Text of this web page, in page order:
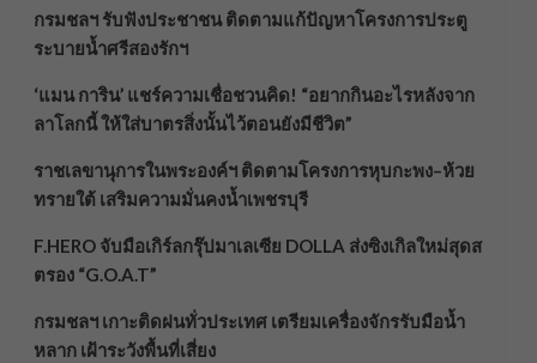
กรมชลฯ รับฟังประชาชน ติดตามแก้ปัญหาโครงการประตู
ระบายน้ำศรีสองรักฯ
‘แมน การิน’ แชร์ความเชื่อชวนคิด! “อยากกินอะไรหลังจาก
ลาโลกนี้ ให้ใส่บาตรสิ่งนั้นไว้ตอนยังมีชีวิต”
ราชเลขานุการในพระองค์ฯ ติดตามโครงการหุบกะพง–ห้วย
ทรายใต้ เสริมความมั่นคงน้ำเพชรบุรี
F.HERO จับมือเกิร์ลกรุ๊ปมาเลเซีย DOLLA ส่งซิงเกิลใหม่สุดส
ตรอง “G.O.A.T”
กรมชลฯ เกาะติดฝนทั่วประเทศ เตรียมเครื่องจักรรับมือน้ำ
หลาก เฝ้าระวังพื้นที่เสี่ยง